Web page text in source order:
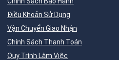
Điều Khoản Sử Dụng
Vận Chuyển Giao Nhận
Chính Sách Thanh Toán
Quy Trình Làm Việc